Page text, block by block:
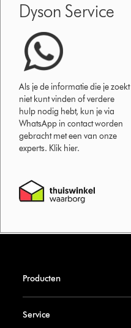
Dyson Service
Als je de informatie die je zoekt
niet kunt vinden of verdere
hulp nodig hebt, kun je via
WhatsApp in contact worden
gebracht met een van onze
experts. Klik hier.
Producten
Service